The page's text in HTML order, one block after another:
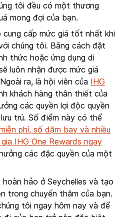
tôi đều có một thương
mong đợi của bạn.
cấp mức giá tốt nhất khi
chúng tôi. Bằng cách đặt
thức hoặc ứng dụng di
luôn nhận được mức giá
ra, là hội viên của IHG
khách hàng thân thiết của
các quyền lợi độc quyền
trú. Số điểm này có thể
phí, số dặm bay và nhiều
IHG One Rewards ngay
các đặc quyền của một
hoàn hảo ở Seychelles và tạo
trong chuyến thăm của bạn.
tôi ngay hôm nay và để